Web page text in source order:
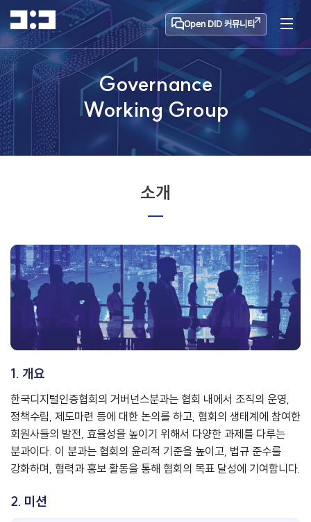
Open DID 커뮤니티
Governance
Working Group
소개
1. 개요
한국디지털인증협회의 거버넌스분과는 협회 내에서 조직의 운영,
정책수립, 제도마련 등에 대한 논의를 하고, 협회의 생태계에 참여한
회원사들의 발전, 효율성을 높이기 위해서 다양한 과제를 다루는
분과이다. 이 분과는 협회의 윤리적 기준을 높이고, 법규 준수를
강화하며, 협력과 홍보 활동을 통해 협회의 목표 달성에 기여합니다.
2. 미션